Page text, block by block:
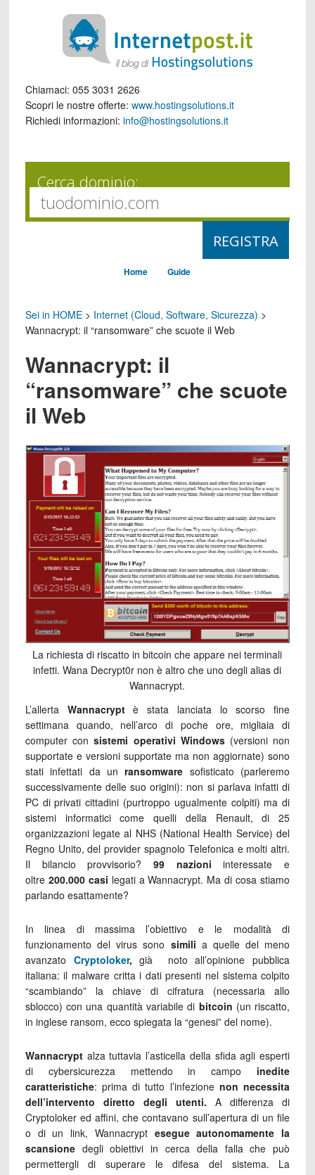
Chiamaci: 055 3031 2626
Scopri le nostre offerte: www.hostingsolutions.it
Richiedi informazioni: info@hostingsolutions.it
Cerca dominio:
Home Guide
Sei in HOME> Internet (Cloud, Software, Sicurezza) >
Wannacrypt: il “ransomware” che scuote il Web
Wannacrypt: il
“ransomware” che scuote
il Web
La richiesta di riscatto in bitcoin che appare nei terminali
infetti. Wana Decrypt0r non è altro che uno degli alias di
Wannacrypt.
L’allerta Wannacryptè stata lanciata lo scorso fine
settimana quando, nell’arco di poche ore, migliaia di
computer consistemi operativi Windows (versioni non
supportate e versioni supportate ma non aggiornate) sono
stati infettati da unransomware sofisticato (parleremo
successivamente delle suo origini): non si parlava infatti di
PC di privati cittadini (purtroppo ugualmente colpiti) ma di
sistemi informatici come quelli della Renault, di 25
organizzazioni legate al NHS (National Health Service) del
Regno Unito, del provider spagnolo Telefonica e molti altri.
Il bilancio provvisorio? 99 nazioniinteressate e
oltre 200.000 casi legati a Wannacrypt. Ma di cosa stiamo
parlando esattamente?
In linea di massima l’obiettivo e le modalità di
funzionamento del virus sono simili a quelle del meno
avanzato Cryptoloker,già noto all’opinione pubblica
italiana: il malware critta i dati presenti nel sistema colpito
“scambiando” la chiave di cifratura (necessaria allo
sblocco) con una quantità variabile di bitcoin (un riscatto,
in inglese ransom, ecco spiegata la “genesi” del nome).
Wannacrypt alza tuttavia l’asticella della sfida agli esperti
di cybersicurezza mettendo in campo inedite
caratteristiche: prima di tutto l’infezione non necessita
dell’intervento diretto degli utenti.A differenza di
Cryptoloker ed affini, che contavano sull’apertura di un file
o di un link, Wannacrypt esegue autonomamente la
scansionedegli obiettivi in cerca della falla che può
permettergli di superare le difesa del sistema. La